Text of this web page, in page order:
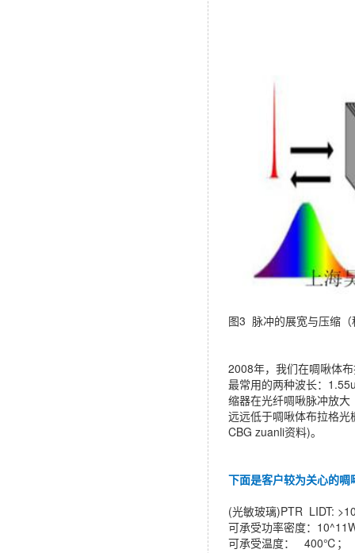
图3 脉冲的展宽与压缩
2008年，我们在啁啾体
最常用的两种波长：
缩器在光纤啁啾脉冲放
远远低于啁啾体布拉格
CBG zuanli资料)。
下面是客户较为关心的
(光敏玻璃)PTR LIDT:
可承受功率密度：
可承受温度： 400℃；